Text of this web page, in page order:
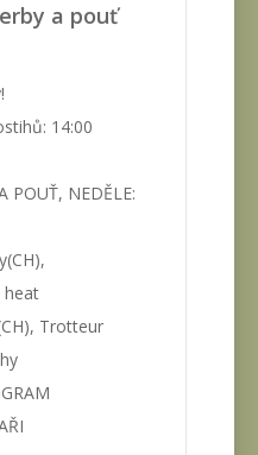
a pouť
14:00
POUŤ, NEDĚLE:
heat
Trotteur